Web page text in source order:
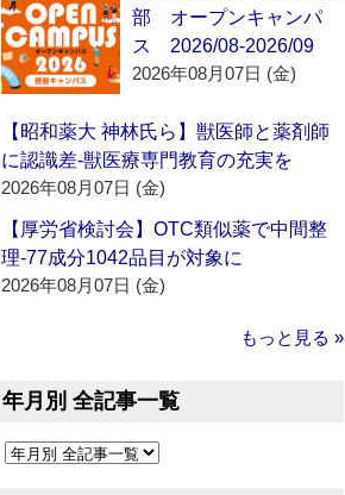
部 オープンキャンパ
ス 2026/08-2026/09
2026年08月07日 (金)
【昭和薬大 神林氏ら】獣医師と薬剤師
に認識差‐獣医療専門教育の充実を
2026年08月07日 (金)
【厚労省検討会】OTC類似薬で中間整
理‐77成分1042品目が対象に
2026年08月07日 (金)
もっと見る »
年月別 全記事一覧